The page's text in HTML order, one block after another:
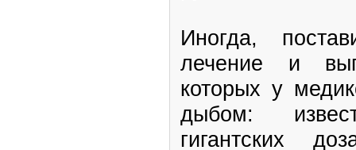
Иногда,
лечение и
которых у
дыбом:
гигантских